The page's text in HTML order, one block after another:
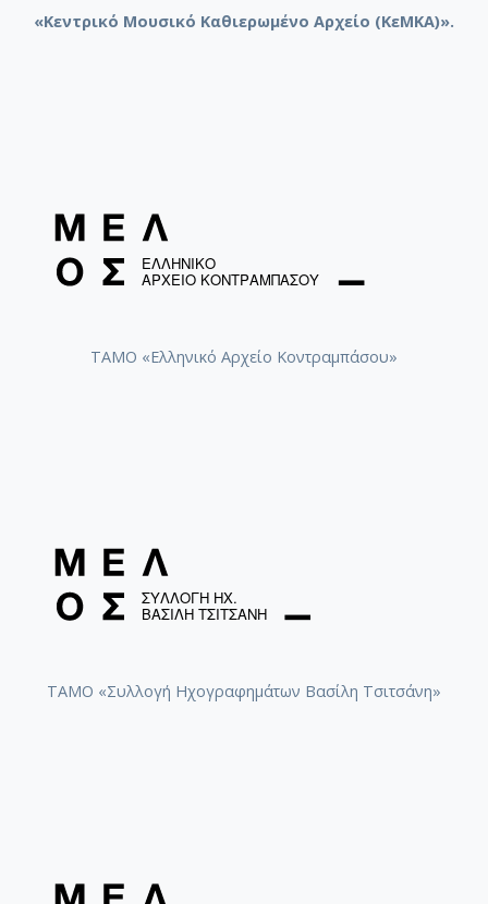
«Κεντρικό Μουσικό Καθιερωμένο Αρχείο (ΚεΜΚΑ)».
ΤΑΜΟ «Ελληνικό Αρχείο Κοντραμπάσου»
ΤΑΜΟ «Συλλογή Ηχογραφημάτων Βασίλη Τσιτσάνη»